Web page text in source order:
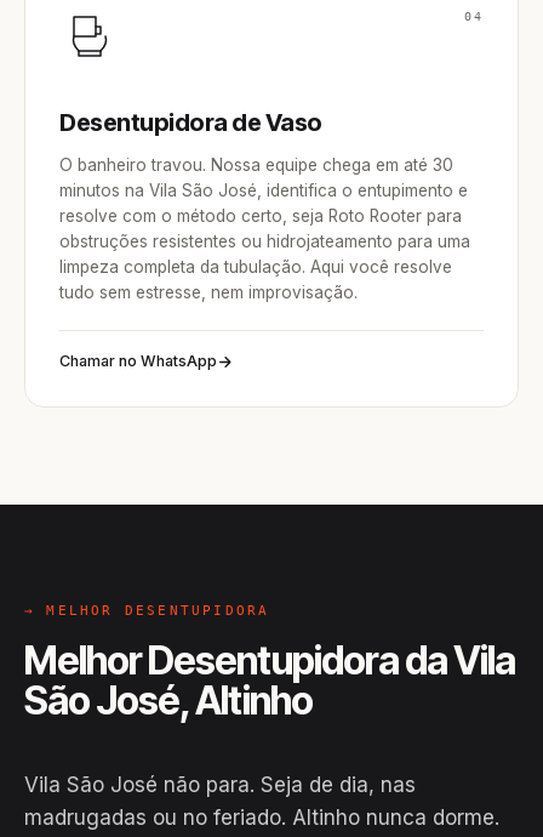
04
Desentupidora de Vaso
O banheiro travou. Nossa equipe chega em até 30
minutos na Vila São José, identifica o entupimento e
resolve com o método certo, seja Roto Rooter para
obstruções resistentes ou hidrojateamento para uma
limpeza completa da tubulação. Aqui você resolve
tudo sem estresse, nem improvisação.
Chamar no WhatsApp
→ MELHOR DESENTUPIDORA
Melhor Desentupidora da Vila
São José, Altinho
Vila São José não para. Seja de dia, nas
madrugadas ou no feriado. Altinho nunca dorme.